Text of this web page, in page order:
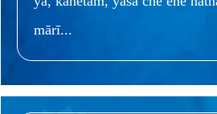
mārī...